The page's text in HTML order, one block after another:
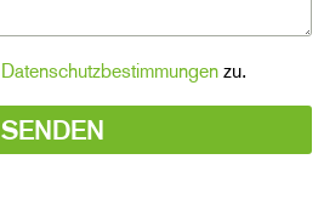
Datenschutzbestimmungen zu.
SENDEN